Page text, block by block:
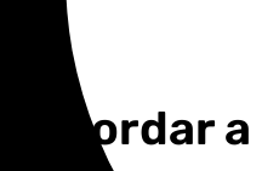
recordar a